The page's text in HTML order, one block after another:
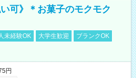
可》＊お菓子のモクモク
未経験OK 大学生歓迎
ブランクOK
円